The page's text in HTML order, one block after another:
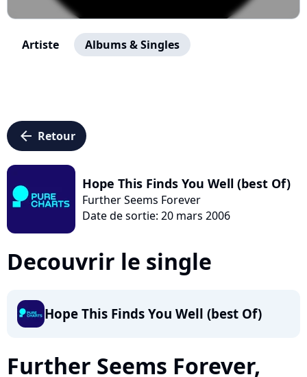
Artiste Albums & Singles
arrow_left Retour
Hope This Finds You Well (best Of)
Further Seems Forever
Date de sortie: 20 mars 2006
Decouvrir le single
Hope This Finds You Well (best Of)
Further Seems Forever,